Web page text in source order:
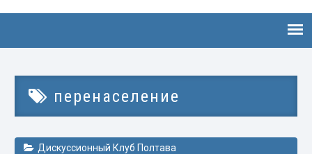
перенаселение
Дискуссионный Клуб Полтава